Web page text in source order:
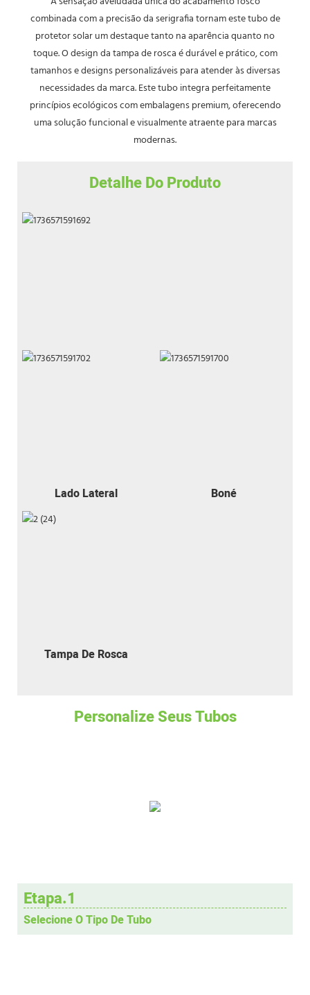
combinada com a precisão da serigrafia tornam este tubo de
protetor solar um destaque tanto na aparência quanto no
toque. O design da tampa de rosca é durável e prático, com
tamanhos e designs personalizáveis ​​para atender às diversas
necessidades da marca. Este tubo integra perfeitamente
princípios ecológicos com embalagens premium, oferecendo
uma solução funcional e visualmente atraente para marcas
modernas.
Detalhe Do Produto
Lado Lateral Boné
Tampa De Rosca
Personalize Seus Tubos
Etapa.1
Selecione O Tipo De Tubo